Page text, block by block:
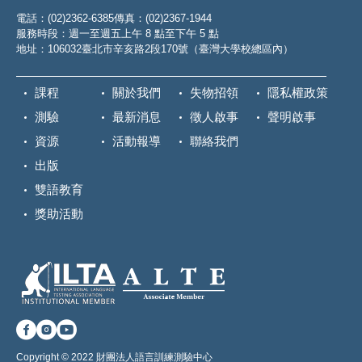
電話：(02)2362-6385傳真：(02)2367-1944
服務時段：週一至週五上午 8 點至下午 5 點
地址：106032臺北市辛亥路2段170號（臺灣大學校總區內）
課程
測驗
資源
出版
雙語教育
獎助活動
關於我們
最新消息
活動報導
失物招領
徵人啟事
聯絡我們
隱私權政策
聲明啟事
Copyright © 2022 財團法人語言訓練測驗中心